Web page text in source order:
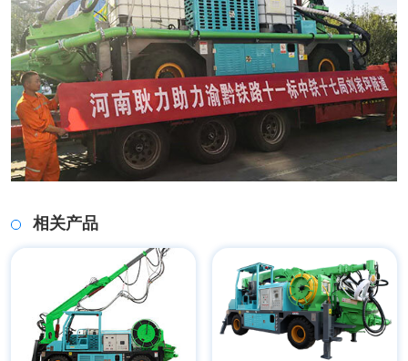
相关产品